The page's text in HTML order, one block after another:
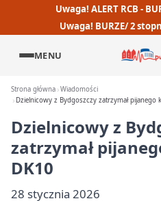
Uwaga! ALERT RCB -
Uwaga! BURZE/ 2
MENU
Strona główna Wiadomości
Dzielnicowy z Bydgoszczy zatrzymał pijanego
Dzielnicowy z
zatrzymał
DK10
28 stycznia 2026